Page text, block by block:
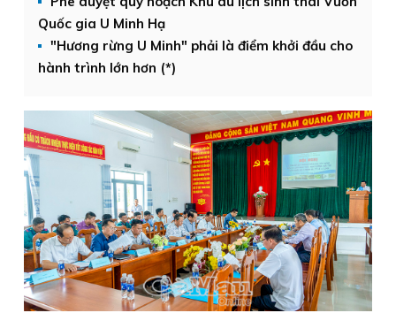
Quốc gia U Minh Hạ
"Hương rừng U Minh" phải là điểm khởi đầu cho
hành trình lớn hơn (*)